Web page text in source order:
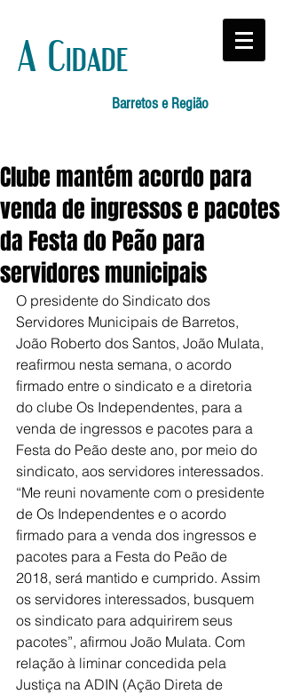
A Cidade
Barretos e Região
Clube mantém acordo para
venda de ingressos e pacotes
da Festa do Peão para
servidores municipais
O presidente do Sindicato dos
Servidores Municipais de Barretos,
João Roberto dos Santos, João Mulata,
reafirmou nesta semana, o acordo
firmado entre o sindicato e a diretoria
do clube Os Independentes, para a
venda de ingressos e pacotes para a
Festa do Peão deste ano, por meio do
sindicato, aos servidores interessados.
“Me reuni novamente com o presidente
de Os Independentes e o acordo
firmado para a venda dos ingressos e
pacotes para a Festa do Peão de
2018, será mantido e cumprido. Assim
os servidores interessados, busquem
os sindicato para adquirirem seus
pacotes”, afirmou João Mulata. Com
relação à liminar concedida pela
Justiça na ADIN (Ação Direta de